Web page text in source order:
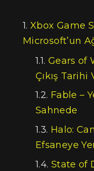
Xbox Game
Microsoft’un
Gears of
Çıkış Tarihi
Fable –
Sahnede
Halo:
Efsaneye
State of